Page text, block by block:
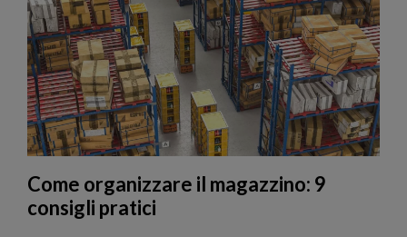
Come organizzare il magazzino: 9
consigli pratici